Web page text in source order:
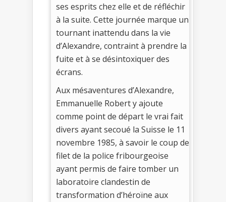
ses esprits chez elle et de réfléchir
à la suite. Cette journée marque un
tournant inattendu dans la vie
d’Alexandre, contraint à prendre la
fuite et à se désintoxiquer des
écrans.
Aux mésaventures d’Alexandre,
Emmanuelle Robert y ajoute
comme point de départ le vrai fait
divers ayant secoué la Suisse le 11
novembre 1985, à savoir le coup de
filet de la police fribourgeoise
ayant permis de faire tomber un
laboratoire clandestin de
transformation d’héroïne aux